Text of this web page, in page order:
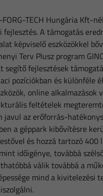
TECH Hungária Kft-
A támogatás
képviselő eszközökkel
Terv Plusz program
segítő fejlesztések
pozíciókban és
online
feltételek
javul az erőforrás-
a géppark kibővítésre
és hozzá tartozó
időigénye, továbbá
válik továbbá a
mind a